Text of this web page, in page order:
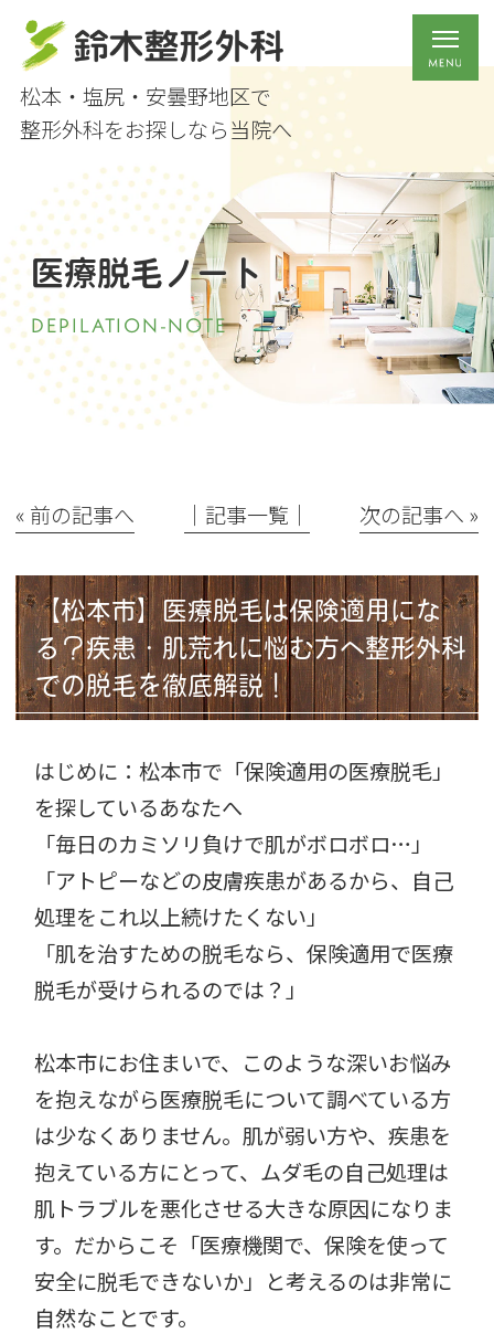
松本・塩尻・安曇野地区で
整形外科をお探しなら当院へ
医療脱毛ノート
DEPILATION-NOTE
« 前の記事へ │記事一覧│ 次の記事へ »
【松本市】医療脱毛は保険適用にな
る？疾患・肌荒れに悩む方へ整形外科
での脱毛を徹底解説！
はじめに：松本市で「保険適用の医療脱毛」
を探しているあなたへ
「毎日のカミソリ負けで肌がボロボロ…」
「アトピーなどの皮膚疾患があるから、自己
処理をこれ以上続けたくない」
「肌を治すための脱毛なら、保険適用で医療
脱毛が受けられるのでは？」
松本市にお住まいで、このような深いお悩み
を抱えながら医療脱毛について調べている方
は少なくありません。肌が弱い方や、疾患を
抱えている方にとって、ムダ毛の自己処理は
肌トラブルを悪化させる大きな原因になりま
す。だからこそ「医療機関で、保険を使って
安全に脱毛できないか」と考えるのは非常に
自然なことです。